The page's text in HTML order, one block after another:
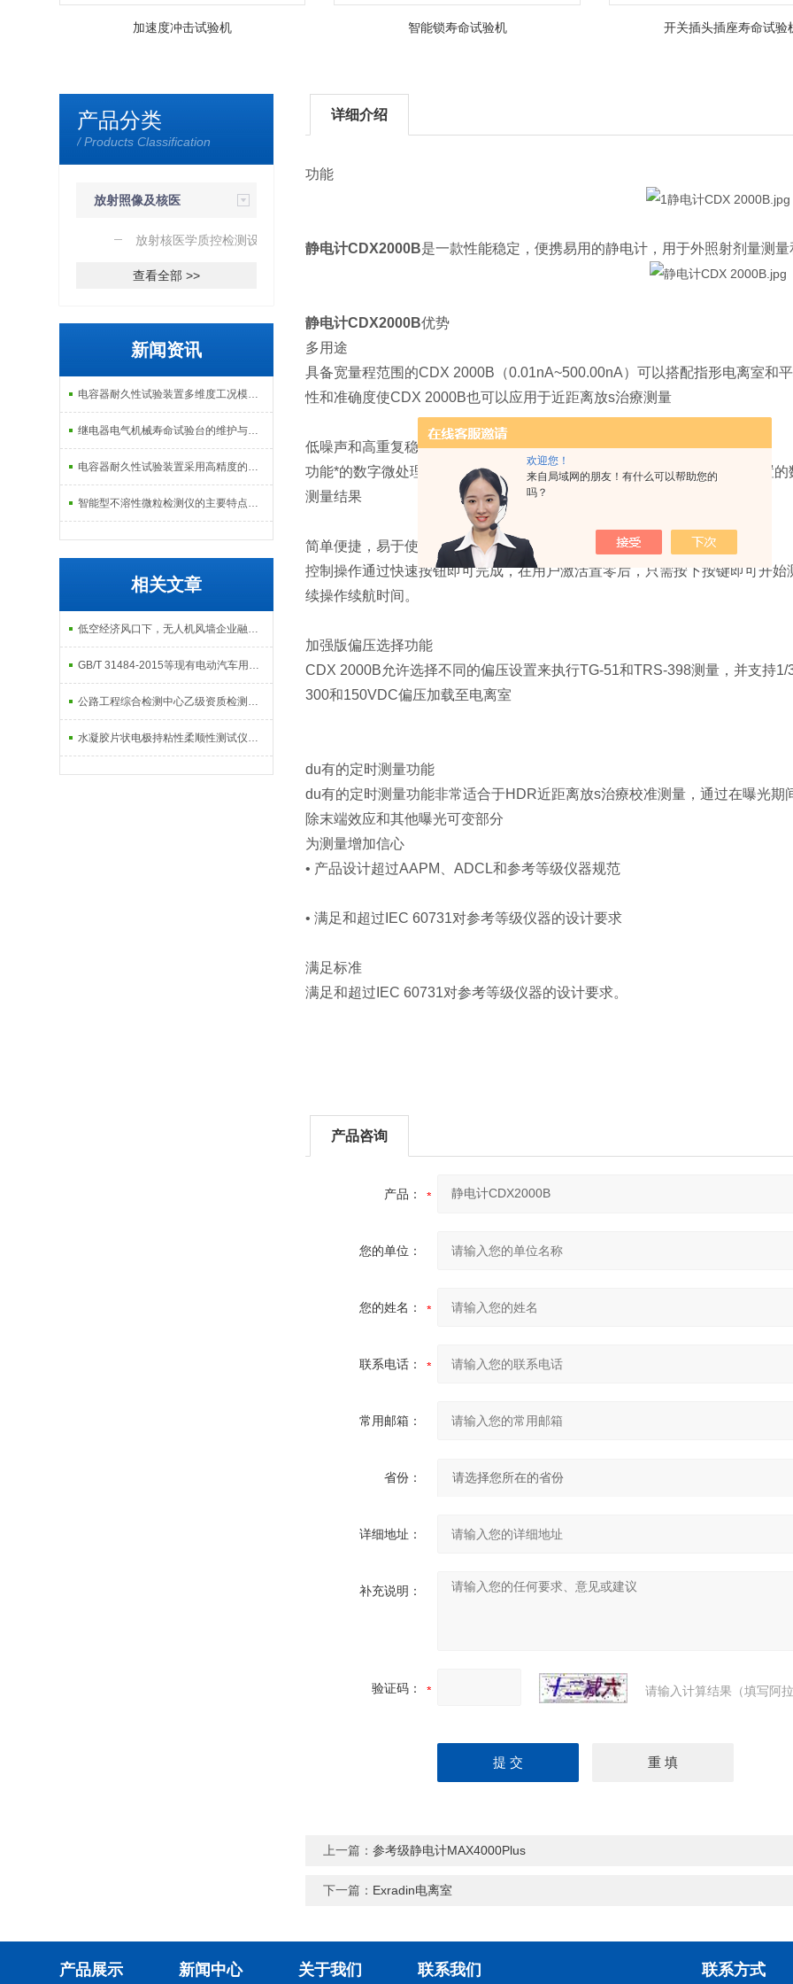
欢迎您！
来自局域网的朋友！有什么可以帮助您的
吗？
加速度冲击试验机 智能锁寿命试验机 开关插头插座寿命试验
产品分类
/ Products Classification
放射照像及核医
学质控检测放射核医学质控检测设备
查看全部 >>
新闻资讯
电容器耐久性试验装置多维度工况模拟子系统分享
继电器电气机械寿命试验台的维护与校准方式
电容器耐久性试验装置采用高精度的温度控制系统
智能型不溶性微粒检测仪的主要特点及基本工作流程介绍
相关文章
低空经济风口下，无人机风墙企业融入国家发展大局的四大路径
GB/T 31484-2015等现有电动汽车用动力电池国家标准解读
公路工程综合检测中心乙级资质检测仪器配置清单
水凝胶片状电极持粘性柔顺性测试仪操作指南
详细介绍
功能
静电计CDX2000B是一款性能稳定，便携易用的静电计，用于外照射剂量测量
静电计CDX2000B优势
多用途
具备宽量程范围的CDX 2000B（0.01nA~500.00nA）可以搭配指形电离室和
性和准确度使CDX 2000B也可以应用于近距离放s治療测量
低噪声和高重复稳定性
功能*的数字微处理器可以提供0.1%的重复性和低于5fA的极低漏电流。内置
测量结果
简单便捷，易于使用
控制操作通过快速按钮即可完成，在用户激活置零后，只需按下按键即可开
续操作续航时间。
加强版偏压选择功能
CDX 2000B允许选择不同的偏压设置来执行TG-51和TRS-398测量，并支持1/
300和150VDC偏压加载至电离室
du有的定时测量功能
du有的定时测量功能非常适合于HDR近距离放s治療校准测量，通过在曝光期
除末端效应和其他曝光可变部分
为测量增加信心
• 产品设计超过AAPM、ADCL和参考等级仪器规范
• 满足和超过IEC 60731对参考等级仪器的设计要求
满足标准
满足和超过IEC 60731对参考等级仪器的设计要求。
产品咨询
产品：
您的单位：
您的姓名：
联系电话：
常用邮箱：
省份：
详细地址：
补充说明：
验证码： 请输入计算结果（填写阿
上一篇：参考级静电计MAX4000Plus
下一篇： Exradin电离室
产品展示 新闻中心 关于我们 联系我们 联系方式